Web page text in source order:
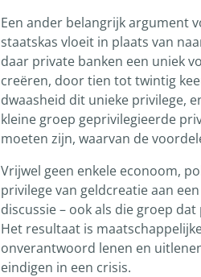
Een ander belangrijk argument
staatskas vloeit in plaats van
daar private banken een uniek
creëren, door tien tot twintig
dwaasheid dit unieke privilege,
kleine groep geprivilegieerde
moeten zijn, waarvan de
Vrijwel geen enkele econoom,
privilege van geldcreatie aan
discussie – ook als die groep
Het resultaat is
onverantwoord lenen en
eindigen in een crisis.